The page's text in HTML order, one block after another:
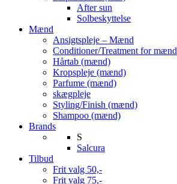
After sun
Solbeskyttelse
Mænd
Ansigtspleje – Mænd
Conditioner/Treatment for mænd
Hårtab (mænd)
Kropspleje (mænd)
Parfume (mænd)
skægpleje
Styling/Finish (mænd)
Shampoo (mænd)
Brands
S
Salcura
Tilbud
Frit valg 50,-
Frit valg 75,-